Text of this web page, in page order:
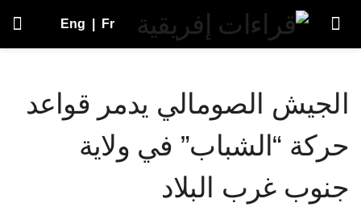
Eng Fr
الجيش الصومالي يدمر قواعد
حركة “الشباب” في ولاية
جنوب غرب البلاد